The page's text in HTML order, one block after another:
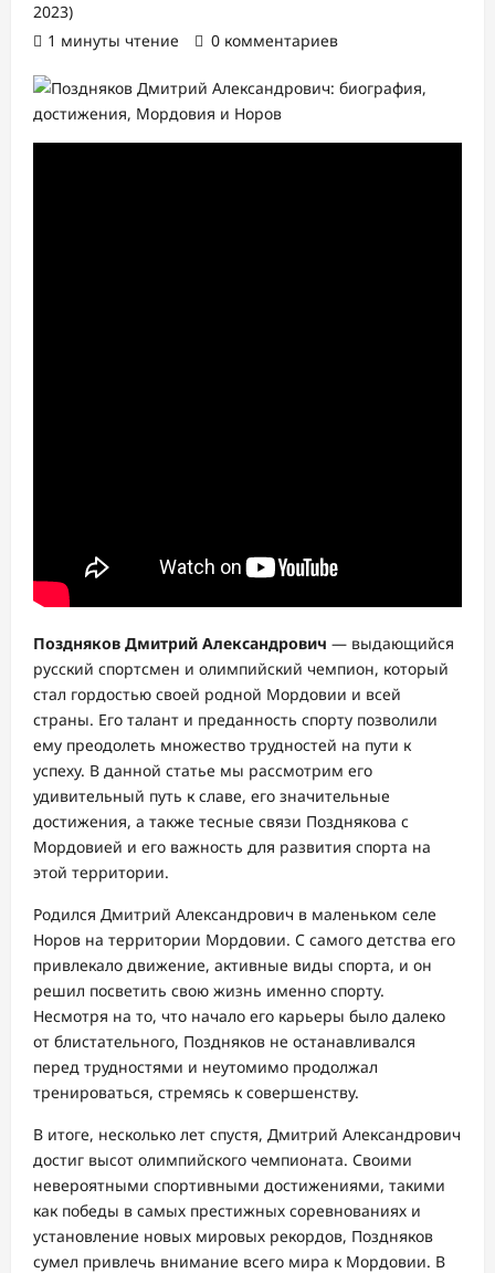
2023)
1 минуты чтение
0 комментариев
Поздняков Дмитрий Александрович — выдающийся
русский спортсмен и олимпийский чемпион, который
стал гордостью своей родной Мордовии и всей
страны. Его талант и преданность спорту позволили
ему преодолеть множество трудностей на пути к
успеху. В данной статье мы рассмотрим его
удивительный путь к славе, его значительные
достижения, а также тесные связи Позднякова с
Мордовией и его важность для развития спорта на
этой территории.
Родился Дмитрий Александрович в маленьком селе
Норов на территории Мордовии. С самого детства его
привлекало движение, активные виды спорта, и он
решил посветить свою жизнь именно спорту.
Несмотря на то, что начало его карьеры было далеко
от блистательного, Поздняков не останавливался
перед трудностями и неутомимо продолжал
тренироваться, стремясь к совершенству.
В итоге, несколько лет спустя, Дмитрий Александрович
достиг высот олимпийского чемпионата. Своими
невероятными спортивными достижениями, такими
как победы в самых престижных соревнованиях и
установление новых мировых рекордов, Поздняков
сумел привлечь внимание всего мира к Мордовии. В